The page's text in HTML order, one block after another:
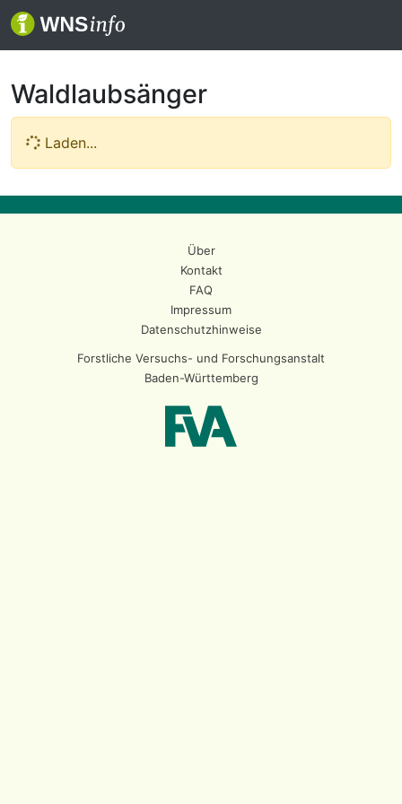
Waldlaubsänger
Laden...
Über
Kontakt
FAQ
Impressum
Datenschutzhinweise
Forstliche Versuchs- und Forschungsanstalt
Baden-Württemberg